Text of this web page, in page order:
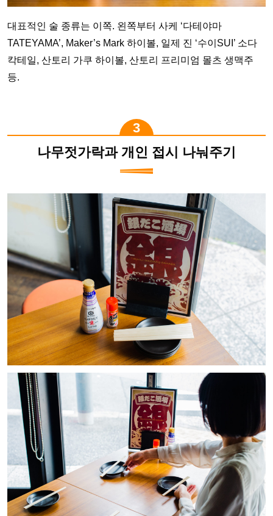
대표적인 술 종류는 이쪽. 왼쪽부터 사케 ‘다테야마
TATEYAMA’, Maker’s Mark 하이볼, 일제 진 ‘수이SUI’ 소다
칵테일, 산토리 가쿠 하이볼, 산토리 프리미엄 몰츠 생맥주
등.
나무젓가락과 개인 접시 나눠주기